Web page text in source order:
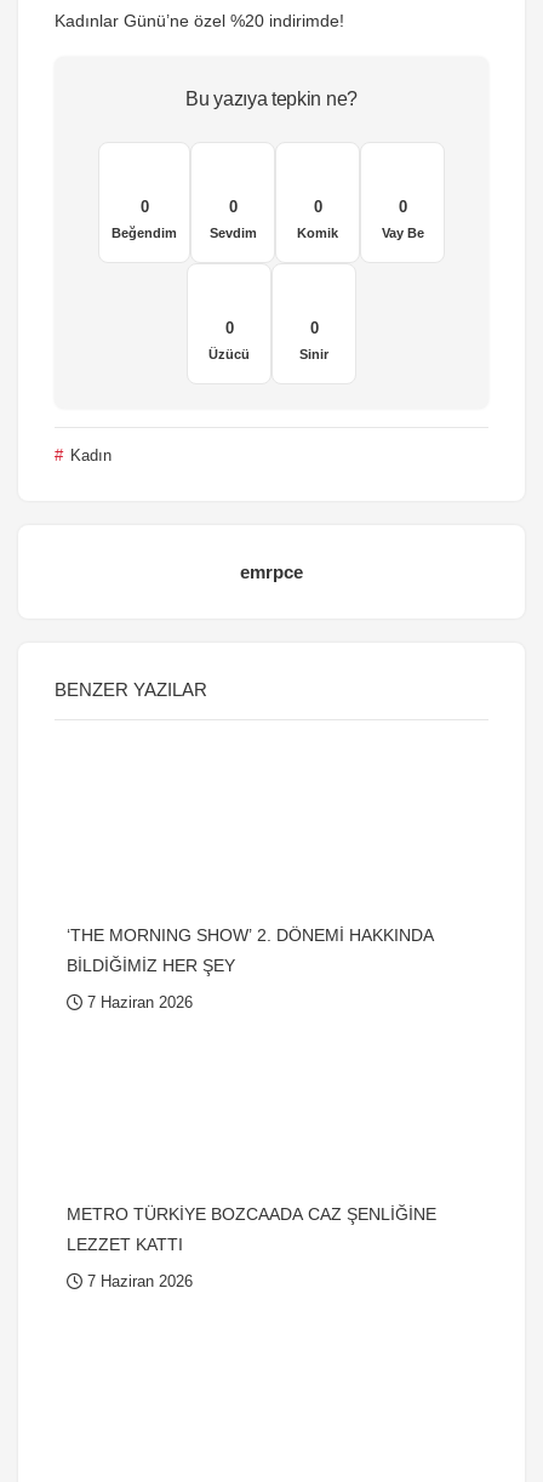
Kadınlar Günü’ne özel %20 indirimde!
Bu yazıya tepkin ne?
0
Beğendim
0
Sevdim
0
Komik
0
Vay Be
0
Üzücü
0
Sinir
Kadın
emrpce
BENZER YAZILAR
‘THE MORNING SHOW’ 2. DÖNEMİ HAKKINDA
BİLDİĞİMİZ HER ŞEY
7 Haziran 2026
METRO TÜRKİYE BOZCAADA CAZ ŞENLİĞİNE
LEZZET KATTI
7 Haziran 2026